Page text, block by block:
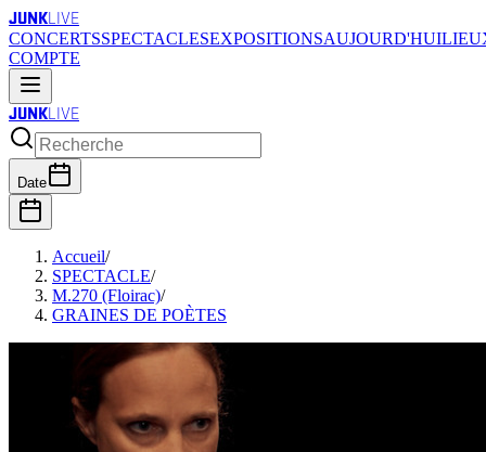
JUNKLIVE
CONCERTSSPECTACLESEXPOSITIONSAUJOURD'HUI
COMPTE
JUNKLIVE
Date
Accueil/
SPECTACLE/
M.270 (Floirac)/
GRAINES DE POÈTES